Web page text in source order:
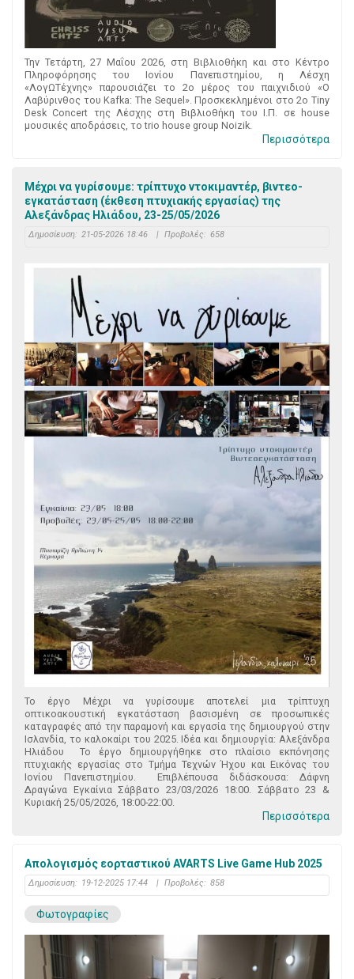
Την Τετάρτη, 27 Μαΐου 2026, στη Βιβλιοθήκη και στο Κέντρο
Πληροφόρησης του Ιονίου Πανεπιστημίου, η Λέσχη
«ΛογΩΤέχνης» παρουσιάζει το 2ο μέρος του παιχνιδιού «Ο
Λαβύρινθος του Kafka: The Sequel». Προσκεκλημένοι στο 2ο Tiny
Desk Concert της Λέσχης στη Βιβλιοθήκη του Ι.Π. σε house
μουσικές αποδράσεις, το trio house group Noizik.
Περισσότερα
Μέχρι να γυρίσουμε: τρίπτυχο ντοκιμαντέρ, βιντεο-
εγκατάσταση (έκθεση πτυχιακής εργασίας) της
Αλεξάνδρας Ηλιάδου, 23-25/05/2026
Δημοσίευση: 21-05-2026 18:46 | Προβολές: 658
Το έργο Μέχρι να γυρίσουμε αποτελεί μια τρίπτυχη
οπτικοακουστική εγκατάσταση βασισμένη σε προσωπικές
καταγραφές από την παραμονή και εργασία της δημιουργού στην
Ισλανδία, το καλοκαίρι του 2025. Ιδέα και δημιουργία: Αλεξάνδρα
Ηλιάδου Το έργο δημιουργήθηκε στο πλαίσιο εκπόνησης
πτυχιακής εργασίας στο Τμήμα Τεχνών Ήχου και Εικόνας του
Ιονίου Πανεπιστημίου. Επιβλέπουσα διδάσκουσα: Δάφνη
Δραγώνα Εγκαίνια Σάββατο 23/03/2026 18:00. Σάββατο 23 &
Κυριακή 25/05/2026, 18:00-22:00.
Περισσότερα
Απολογισμός εορταστικού AVARTS Live Game Hub 2025
Δημοσίευση: 19-12-2025 17:44 | Προβολές: 858
Φωτογραφίες